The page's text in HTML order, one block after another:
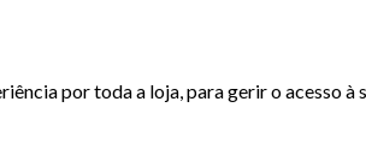
por toda a loja, para gerir o acesso